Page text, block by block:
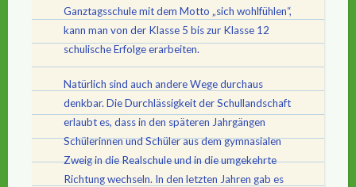
Ganztagsschule mit dem Motto „sich wohlfühlen“,
kann man von der Klasse 5 bis zur Klasse 12
schulische Erfolge erarbeiten.
Natürlich sind auch andere Wege durchaus
denkbar. Die Durchlässigkeit der Schullandschaft
erlaubt es, dass in den späteren Jahrgängen
Schülerinnen und Schüler aus dem gymnasialen
Zweig in die Realschule und in die umgekehrte
Richtung wechseln. In den letzten Jahren gab es